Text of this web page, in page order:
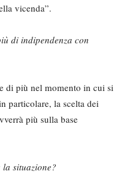
vicenda”.
di indipendenza con
di più nel momento in cui si
particolare, la scelta dei
più sulla base
situazione?